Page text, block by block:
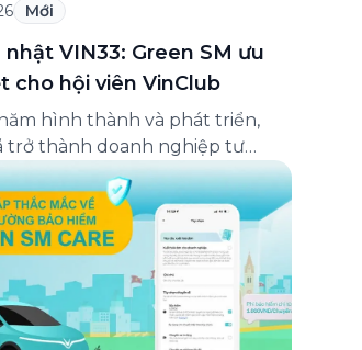
Mới
VIN33: Green SM ưu
cho hội viên VinClub
hình thành và phát triển,
trở thành doanh nghiệp tư
lớn nhất Việt Nam, lọt Top 30
lớn nhất Đông Nam Á theo
của Tạp chí Fortune (Mỹ).
33 năm thành lập (8/8/1993
Green SM trân […]